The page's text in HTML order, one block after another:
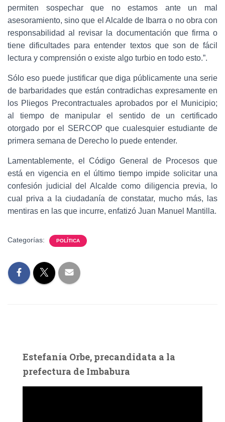
permiten sospechar que no estamos ante un mal
asesoramiento, sino que el Alcalde de Ibarra o no obra con
responsabilidad al revisar la documentación que firma o
tiene dificultades para entender textos que son de fácil
lectura y comprensión o existe algo turbio en todo esto.”.
Sólo eso puede justificar que diga públicamente una serie
de barbaridades que están contradichas expresamente en
los Pliegos Precontractuales aprobados por el Municipio;
al tiempo de manipular el sentido de un certificado
otorgado por el SERCOP que cualesquier estudiante de
primera semana de Derecho lo puede entender.
Lamentablemente, el Código General de Procesos que
está en vigencia en el último tiempo impide solicitar una
confesión judicial del Alcalde como diligencia previa, lo
cual priva a la ciudadanía de constatar, mucho más, las
mentiras en las que incurre, enfatizó Juan Manuel Mantilla.
Categorías: POLÍTICA
Estefanía Orbe, precandidata a la
prefectura de Imbabura